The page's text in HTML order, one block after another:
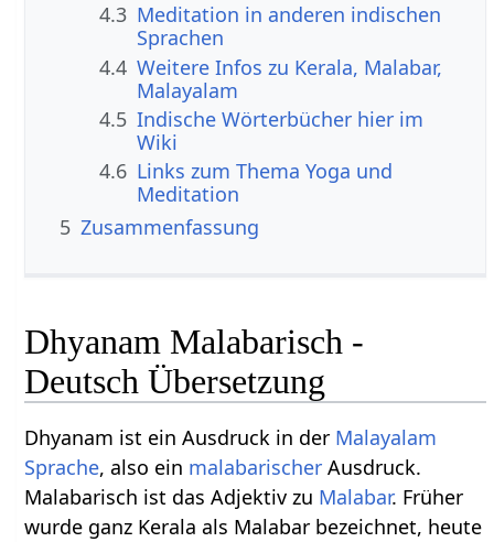
4.3 Meditation in anderen indischen
Sprachen
4.4 Weitere Infos zu Kerala, Malabar,
Malayalam
4.5 Indische Wörterbücher hier im
Wiki
4.6 Links zum Thema Yoga und
Meditation
5 Zusammenfassung
Dhyanam Malabarisch -
Deutsch Übersetzung
Dhyanam ist ein Ausdruck in der Malayalam
Sprache, also ein malabarischer Ausdruck.
Malabarisch ist das Adjektiv zu Malabar. Früher
wurde ganz Kerala als Malabar bezeichnet, heute